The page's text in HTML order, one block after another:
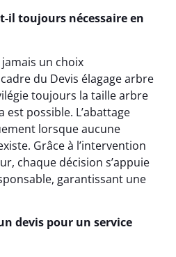
il toujours nécessaire en
jamais un choix
du Devis élagage arbre
toujours la taille arbre
possible. L’abattage
lorsque aucune
Grâce à l’intervention
chaque décision s’appuie
garantissant une
devis pour un service